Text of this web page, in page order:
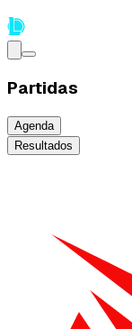
Partidas
Agenda
Resultados